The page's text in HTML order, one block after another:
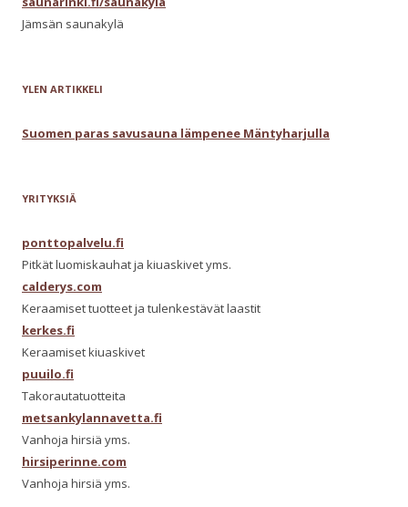
Jämsän saunakylä
YLEN ARTIKKELI
Suomen paras savusauna lämpenee Mäntyharjulla
YRITYKSIÄ
ponttopalvelu.fi
Pitkät luomiskauhat ja kiuaskivet yms.
calderys.com
Keraamiset tuotteet ja tulenkestävät laastit
kerkes.fi
Keraamiset kiuaskivet
puuilo.fi
Takorautatuotteita
metsankylannavetta.fi
Vanhoja hirsiä yms.
hirsiperinne.com
Vanhoja hirsiä yms.